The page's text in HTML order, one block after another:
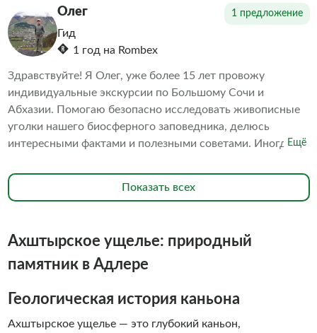
Олег 1 предложение
Гид
1 год на Rombex
Здравствуйте! Я Олег, уже более 15 лет провожу
индивидуальные экскурсии по Большому Сочи и
Абхазии. Помогаю безопасно исследовать живописные
уголки нашего биосферного заповедника, делюсь
интересными фактами и полезными советами. Иногда
свежем воздухе. Подсказываю, где сделать самые
красивые фотографии и как поймать лучший ракурс.
Ещё
Показать всех
Ахштырское ущелье: природный
памятник в Адлере
Геологическая история каньона
Ахштырское ущелье — это глубокий каньон,